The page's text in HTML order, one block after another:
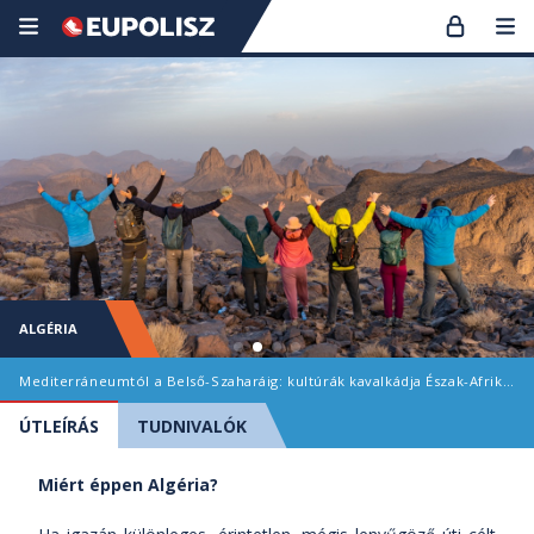
ALGÉRIA
Mediterráneumtól a Belső-Szaharáig: kultúrák kavalkádja Észak-Afrika titokzatos országában
ÚTLEÍRÁS TUDNIVALÓK
Miért éppen Algéria?